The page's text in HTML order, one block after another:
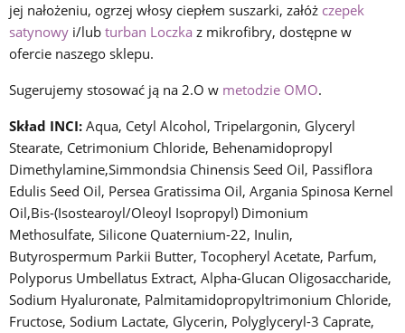
jej nałożeniu, ogrzej włosy ciepłem suszarki, załóż czepek
satynowy i/lub turban Loczka z mikrofibry, dostępne w
ofercie naszego sklepu.
Sugerujemy stosować ją na 2.O w metodzie OMO.
Skład INCI: Aqua, Cetyl Alcohol, Tripelargonin, Glyceryl
Stearate, Cetrimonium Chloride, Behenamidopropyl
Dimethylamine,Simmondsia Chinensis Seed Oil, Passiflora
Edulis Seed Oil, Persea Gratissima Oil, Argania Spinosa Kernel
Oil,Bis-(Isostearoyl/Oleoyl Isopropyl) Dimonium
Methosulfate, Silicone Quaternium-22, Inulin,
Butyrospermum Parkii Butter, Tocopheryl Acetate, Parfum,
Polyporus Umbellatus Extract, Alpha-Glucan Oligosaccharide,
Sodium Hyaluronate, Palmitamidopropyltrimonium Chloride,
Fructose, Sodium Lactate, Glycerin, Polyglyceryl-3 Caprate,